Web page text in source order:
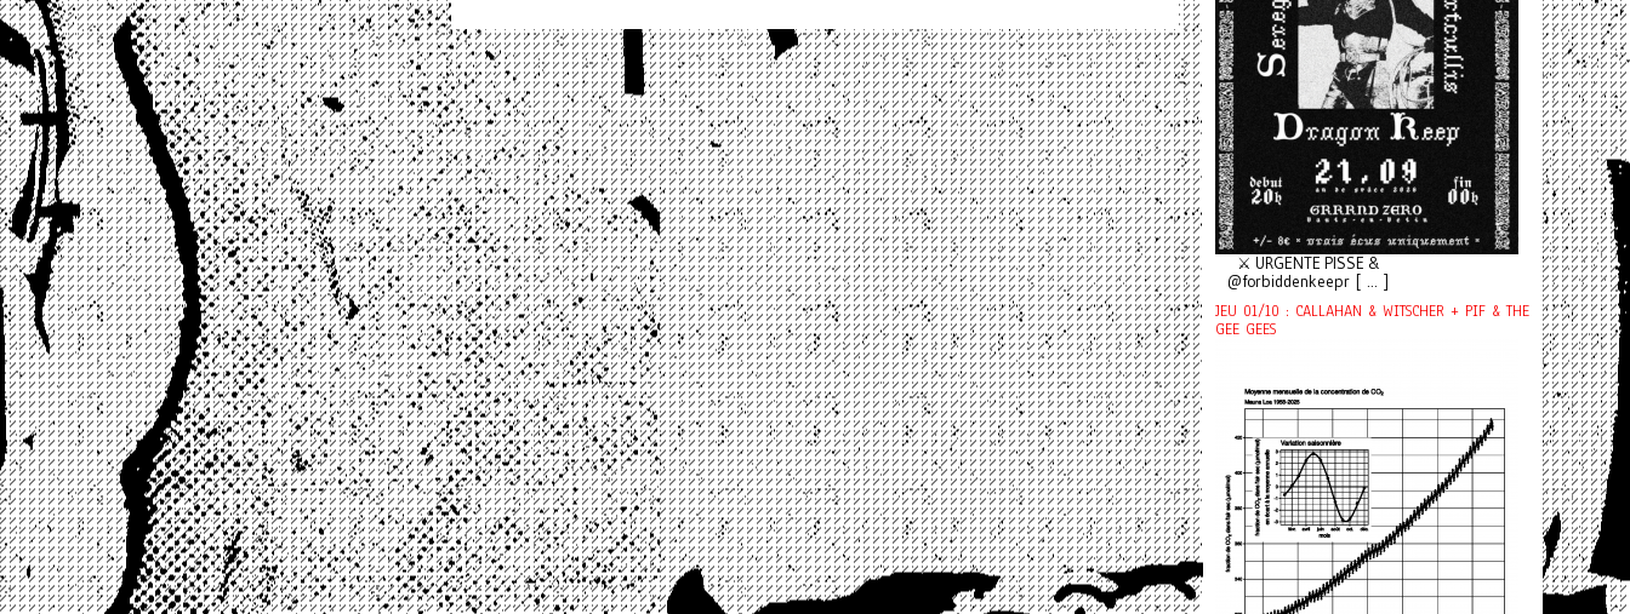
⚔️ URGENTE PISSE &
@forbiddenkeepr [ ... ]
JEU 01/10 : CALLAHAN & WITSCHER + PIF & THE
GEE GEES